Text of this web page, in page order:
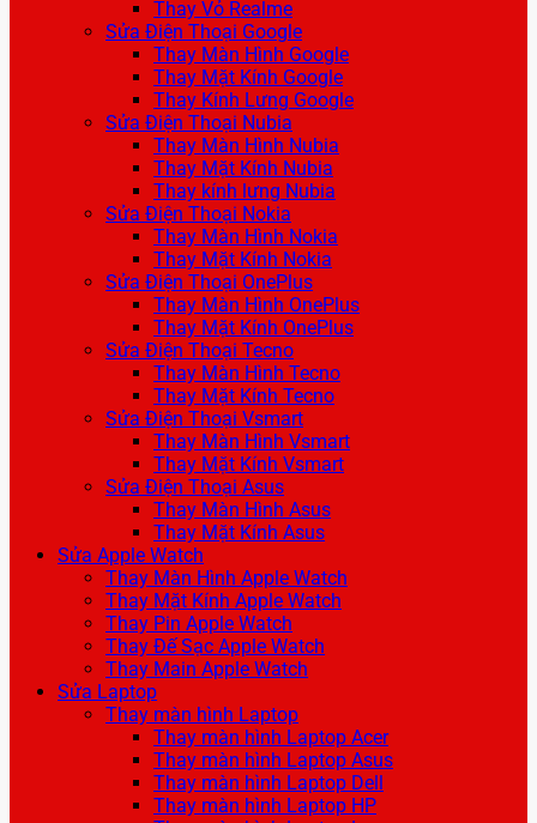
Thay Vỏ Realme
Sửa Điện Thoại Google
Thay Màn Hình Google
Thay Mặt Kính Google
Thay Kính Lưng Google
Sửa Điện Thoại Nubia
Thay Màn Hình Nubia
Thay Mặt Kính Nubia
Thay kính lưng Nubia
Sửa Điện Thoại Nokia
Thay Màn Hình Nokia
Thay Mặt Kính Nokia
Sửa Điện Thoại OnePlus
Thay Màn Hình OnePlus
Thay Mặt Kính OnePlus
Sửa Điện Thoại Tecno
Thay Màn Hình Tecno
Thay Mặt Kính Tecno
Sửa Điện Thoại Vsmart
Thay Màn Hình Vsmart
Thay Mặt Kính Vsmart
Sửa Điện Thoại Asus
Thay Màn Hình Asus
Thay Mặt Kính Asus
Sửa Apple Watch
Thay Màn Hình Apple Watch
Thay Mặt Kính Apple Watch
Thay Pin Apple Watch
Thay Đế Sạc Apple Watch
Thay Main Apple Watch
Sửa Laptop
Thay màn hình Laptop
Thay màn hình Laptop Acer
Thay màn hình Laptop Asus
Thay màn hình Laptop Dell
Thay màn hình Laptop HP